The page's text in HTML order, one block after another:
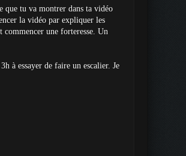
que tu va montrer dans ta vidéo
la vidéo par expliquer les
commencer une forteresse. Un
à essayer de faire un escalier. Je